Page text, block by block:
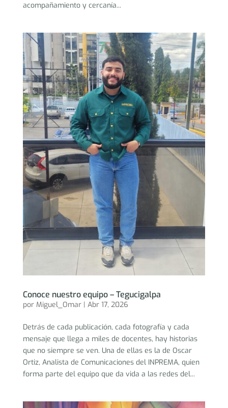
acompañamiento y cercanía...
Conoce nuestro equipo – Tegucigalpa
por Miguel_Omar| Abr 17, 2026
Detrás de cada publicación, cada fotografía y cada
mensaje que llega a miles de docentes, hay historias
que no siempre se ven. Una de ellas es la de Oscar
Ortiz, Analista de Comunicaciones del INPREMA, quien
forma parte del equipo que da vida a las redes del...